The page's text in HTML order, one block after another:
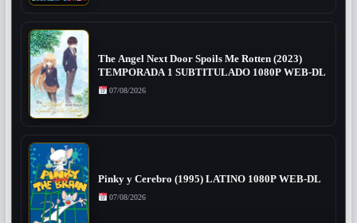
The Angel Next Door Spoils Me Rotten (2023)
TEMPORADA 1 SUBTITULADO 1080P WEB-DL
07/08/2026
Pinky y Cerebro (1995) LATINO 1080P WEB-DL
07/08/2026